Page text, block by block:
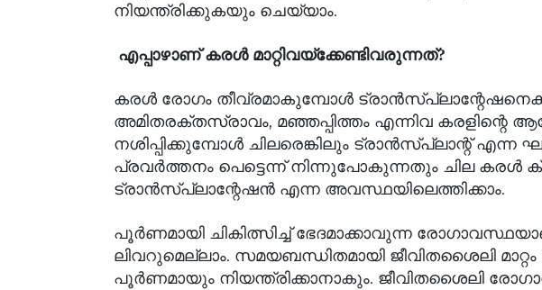
നിയന്ത്രിക്കുകയും ചെയ്യാം.
എപ്പാഴാണ് കരൾ മാറ്റിവയ്ക്കേണ്ടിവരുന്നത്?
കരൾ രോഗം തീവ്രമാകുമ്പോൾ
അമിതരക്തസ്രാവം, മഞ്ഞപ്പിത്തം എന്നിവ
നശിപ്പിക്കുമ്പോൾ ചിലരെങ്കിലും ട്രാൻസ്പ്ലാന്റ് എന്ന
പ്രവർത്തനം പെട്ടെന്ന് നിന്നുപോകുന്നതും ചില
ട്രാൻസ്പ്ലാന്റേഷൻ എന്ന അവസ്ഥയിലെത്തിക്കാം.
പൂർണമായി ചികിത്സിച്ച് ഭേദമാക്കാവുന്ന
ലിവറുമെല്ലാം. സമയബന്ധിതമായി ജീവിതശൈലി
പൂർണമായും നിയന്ത്രിക്കാനാകും. ജീവിതശൈലി